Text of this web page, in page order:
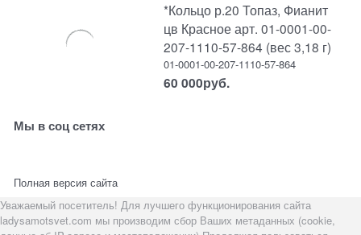
*Кольцо р.20 Топаз, Фианит
цв Красное арт. 01-0001-00-
207-1110-57-864 (вес 3,18 г)
01-0001-00-207-1110-57-864
60 000руб.
Мы в соц сетях
Полная версия сайта
Уважаемый посетитель! Для лучшего функционирования сайта
ladysamotsvet.com мы производим сбор Ваших метаданных (cookie,